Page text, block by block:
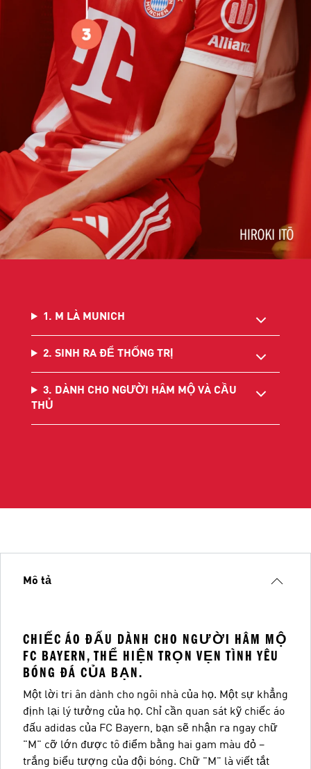
1. M LÀ MUNICH
2. SINH RA ĐỂ THỐNG TRỊ
3. DÀNH CHO NGƯỜI HÂM MỘ VÀ CẦU
THỦ
Mô tả
CHIẾC ÁO ĐẤU DÀNH CHO NGƯỜI HÂM MỘ
FC BAYERN, THỂ HIỆN TRỌN VẸN TÌNH YÊU
BÓNG ĐÁ CỦA BẠN.
Một lời tri ân dành cho ngôi nhà của họ. Một sự khẳng
định lại lý tưởng của họ. Chỉ cần quan sát kỹ chiếc áo
đấu adidas của FC Bayern, bạn sẽ nhận ra ngay chữ
"M" cỡ lớn được tô điểm bằng hai gam màu đỏ –
trắng biểu tượng của đội bóng. Chữ "M" là viết tắt